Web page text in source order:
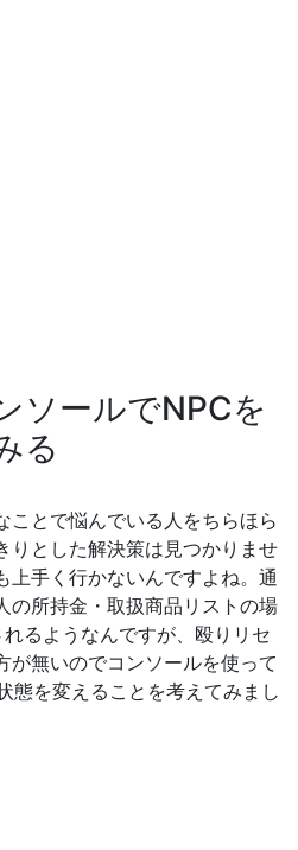
ソールでNPCを
る
ことで悩んでいる人をちらほら
りとした解決策は見つかりませ
上手く行かないんですよね。通
の所持金・取扱商品リストの場
るようなんですが、殴りリセ
が無いのでコンソールを使って
態を変えることを考えてみまし